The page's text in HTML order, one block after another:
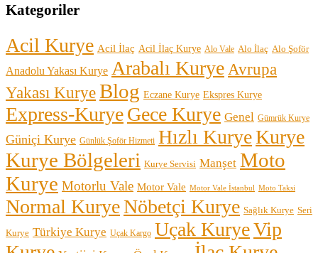
Kategoriler
Acil Kurye Acil İlaç Acil İlaç Kurye Alo Vale Alo İlaç Alo Şoför
Anadolu Yakası Kurye Arabalı Kurye Avrupa
Yakası KuryeBlog Eczane Kurye Ekspres Kurye
Express-KuryeGece Kurye Genel Gümrük Kurye
Güniçi Kurye Günlük Şoför Hizmeti Hızlı KuryeKurye
Kurye Bölgeleri Kurye Servisi Manşet Moto
Kurye Motorlu Vale Motor Vale Motor Vale İstanbul Moto Taksi
Normal KuryeNöbetçi Kurye Sağlık Kurye Seri
Kurye Türkiye Kurye Uçak Kargo Uçak KuryeVip